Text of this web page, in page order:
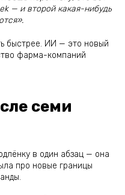
— и второй какая-нибудь
быстрее. ИИ — это новый
фарма-компаний
семи
в один абзац — она
про новые границы